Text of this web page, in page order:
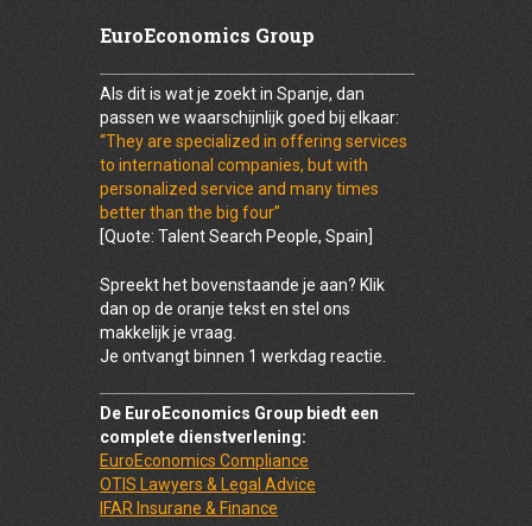
EuroEconomics Group
Als dit is wat je zoekt in Spanje, dan
passen we waarschijnlijk goed bij elkaar:
“They are specialized in offering services
to international companies, but with
personalized service and many times
better than the big four”
[Quote: Talent Search People, Spain]
Spreekt het bovenstaande je aan? Klik
dan op de oranje tekst en stel ons
makkelijk je vraag.
Je ontvangt binnen 1 werkdag reactie.
De EuroEconomics Group biedt een
complete dienstverlening:
EuroEconomics Compliance
OTIS Lawyers & Legal Advice
IFAR Insurane & Finance